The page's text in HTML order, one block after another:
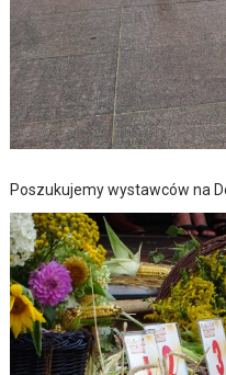
Poszukujemy wystawców na